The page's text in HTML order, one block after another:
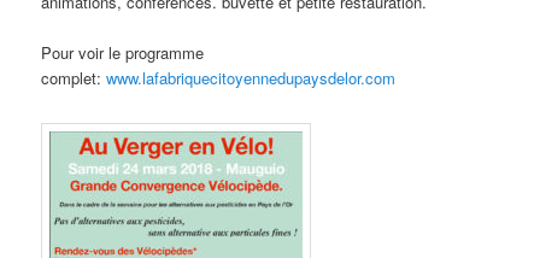
Pour voir le programme
complet:www.lafabriquecitoyennedupaysdelor.com